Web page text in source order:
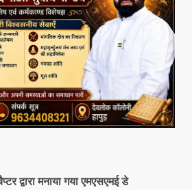
द्वारा मनाया गया एमएसएमई डे